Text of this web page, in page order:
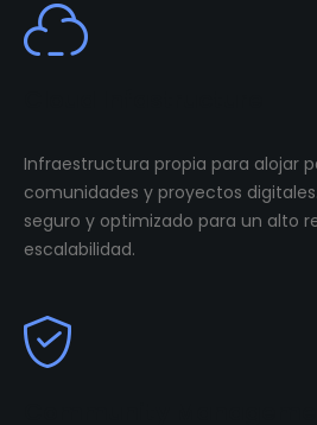
Infraestructura propia para alojar
comunidades y proyectos
seguro y optimizado para un alto
escalabilidad.